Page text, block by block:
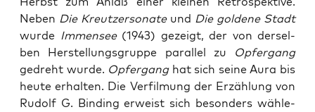
Neben Die Kreut­zer­so­na­te und Die gol­de­ne Stadt
wur­de Immensee (1943) gezeigt, der von der­sel­
ben Her­stel­lungs­grup­pe par­al­lel zu Opfer­gang
gedreht wur­de. Opfer­gang hat sich sei­ne Aura bis
heu­te erhal­ten. Die Ver­fil­mung der Erzäh­lung von
Rudolf G. Bin­ding erweist sich beson­ders wäh­le­